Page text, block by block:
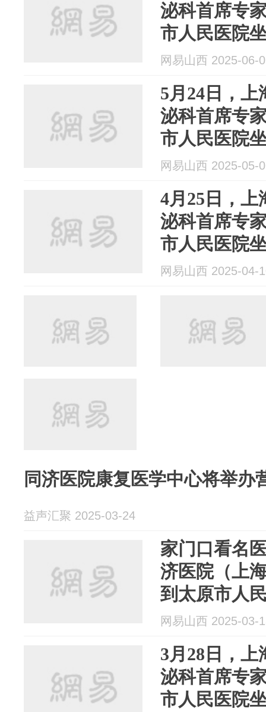
泌科首席专
市人民医院
网易山西 2025-06-
5月24日，
泌科首席专
市人民医院
网易山西 2025-05-
4月25日，上
泌科首席专
市人民医院
网易山西 2025-04-
同济医院康复医学中心将举办
益声汇聚 2025-03-24
家门口看名
济医院（上
到太原市人
网易山西 2025-03-
3月28日，
泌科首席专
市人民医院